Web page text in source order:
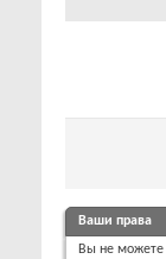
Ваши права
Вы не можете